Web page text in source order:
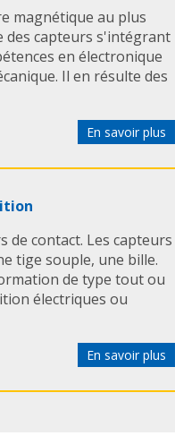
magnétique au plus
des capteurs s'intégrant
en électronique
Il en résulte des
En savoir plus
de contact. Les capteurs
tige souple, une bille.
de type tout ou
électriques ou
En savoir plus